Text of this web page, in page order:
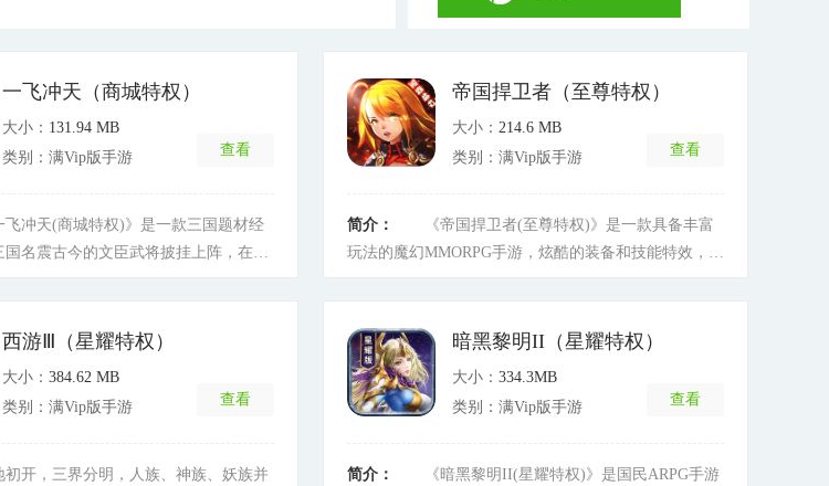
一飞冲天（商城特权）
大小： 131.94 MB
类别：满Vip版手游
查看
天(商城特权)》是一款三国题材经
国名震古今的文臣武将披挂上阵，在卡
帝国捍卫者（至尊特权）
大小： 214.6 MB
类别：满Vip版手游
查看
简介：
《帝国捍卫者(至尊特权)》是一款具备丰富
玩法的魔幻MMORPG手游，炫酷的装备和技能特效，宏
[详细]
西游Ⅲ（星耀特权）
大小： 384.62 MB
类别：满Vip版手游
查看
，三界分明，人族、神族、妖族并
暗黑黎明II（星耀特权）
大小： 334.3MB
类别：满Vip版手游
查看
简介：
《暗黑黎明II(星耀特权)》是国民ARPG手游